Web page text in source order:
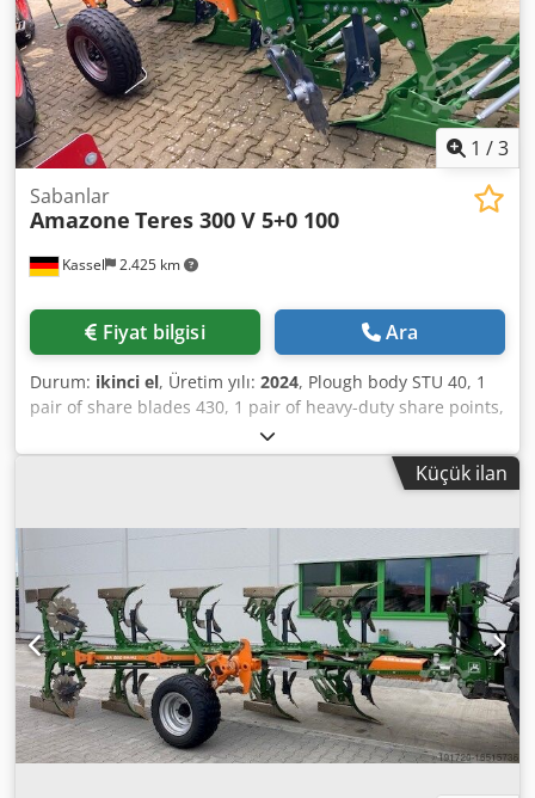
1 /3
Kassel 2.425 km
Sabanlar
Amazone Teres 300 V 5+0 100
Fiyat bilgisi Ara
Durum: ikinci el, Üretim yılı: 2024, Plough body STU 40, 1
pair of share blades 430, 1 pair of heavy-duty share points,
1 pair / Skimmer leg for frame height 80 mm for hydraulic
overload protection, Skimmer M2, 1 / pair of coulter
holders, disc coulter D 500 serrated, wear protectors, 1
Küçük ilan